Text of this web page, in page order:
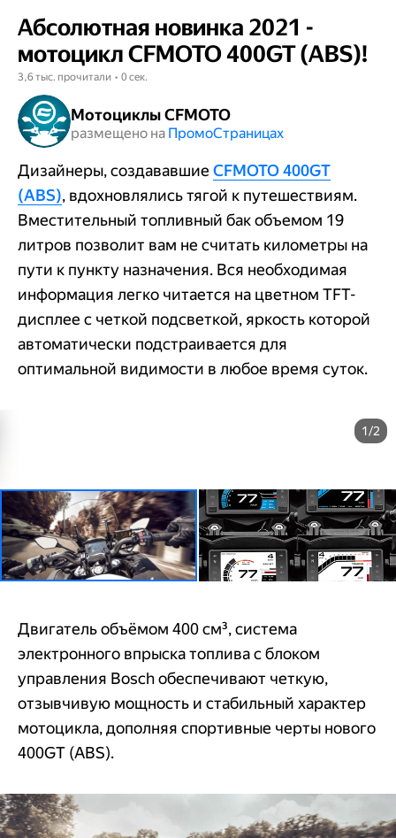
Абсолютная новинка 2021 -
мотоцикл CFMOTO 400GT (ABS)!
3,6 тыс. прочитали • 0 сек.
Мотоциклы CFMOTO
размещено на Промо​​​​​​​Страницах
Дизайнеры, создававшие CFMOTO 400GT
(ABS), вдохновлялись тягой к путешествиям.
Вместительный топливный бак объемом 19
литров позволит вам не считать километры на
пути к пункту назначения. Вся необходимая
информация легко читается на цветном TFT-
дисплее с четкой подсветкой, яркость которой
автоматически подстраивается для
оптимальной видимости в любое время суток.
1/2
Двигатель объёмом 400 см³, система
электронного впрыска топлива с блоком
управления Bosch обеспечивают четкую,
отзывчивую мощность и стабильный характер
мотоцикла, дополняя спортивные черты нового
400GT (ABS).